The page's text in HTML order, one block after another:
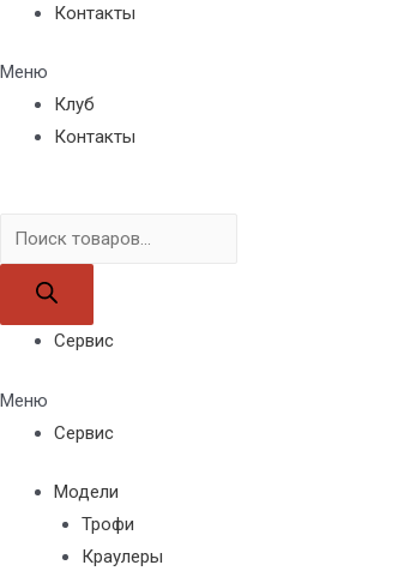
Контакты
Меню
Клуб
Контакты
Поиск
товаров
Сервис
Меню
Сервис
Модели
Трофи
Краулеры